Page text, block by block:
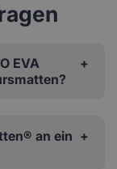
EVA
an ein